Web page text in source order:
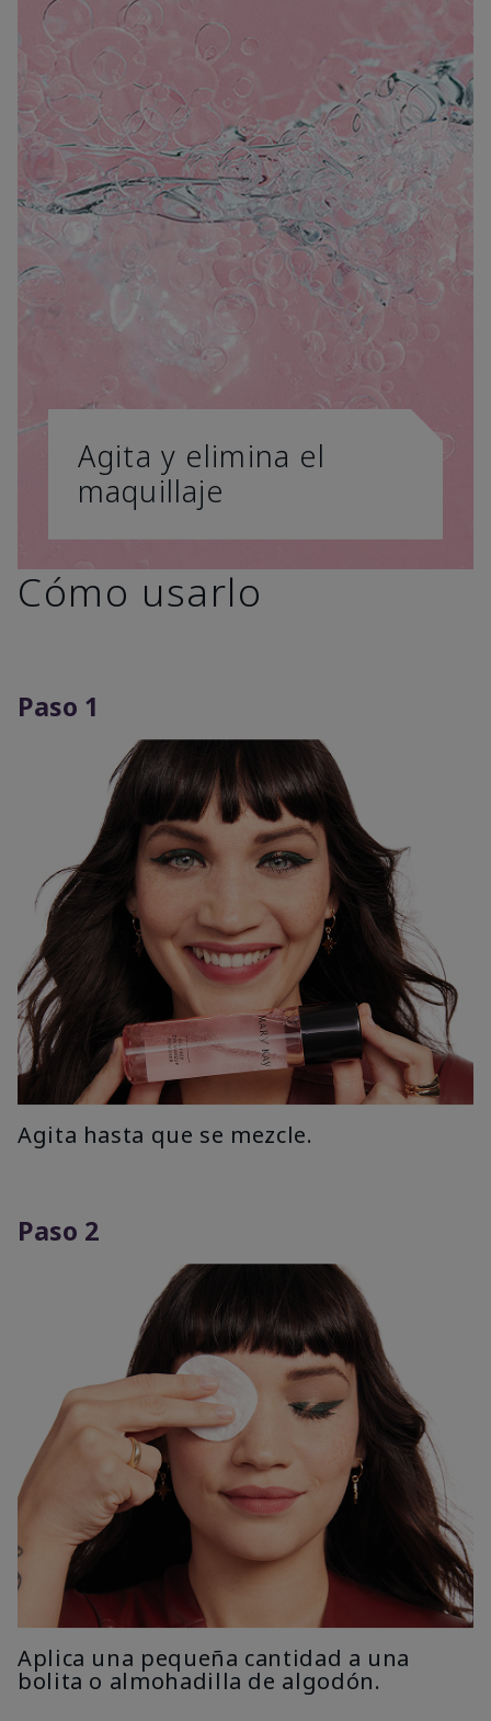
Agita y elimina el
maquillaje
Cómo usarlo
Paso 1
Agita hasta que se mezcle.
Paso 2
Aplica una pequeña cantidad a una
bolita o almohadilla de algodón.